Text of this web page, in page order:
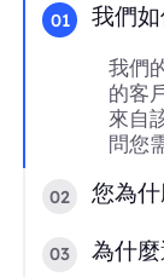
01 我們
我們
的客
來自
問您
02 您為
03 為什